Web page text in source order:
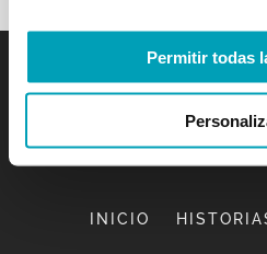
Permitir todas
INICIO